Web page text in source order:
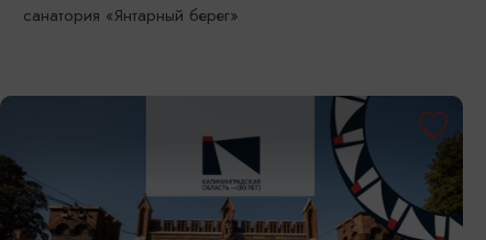
санатория «Янтарный берег»